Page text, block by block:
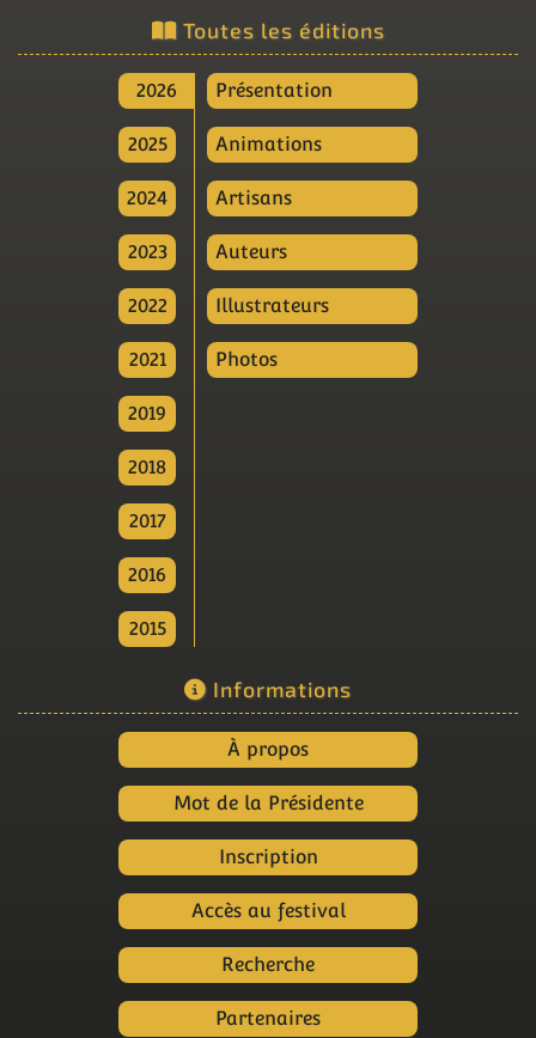
Toutes les éditions
2026
2025
2024
2023
2022
2021
2019
2018
2017
2016
2015
Présentation
Animations
Artisans
Auteurs
Illustrateurs
Photos
Informations
À propos
Mot de la Présidente
Inscription
Accès au festival
Recherche
Partenaires